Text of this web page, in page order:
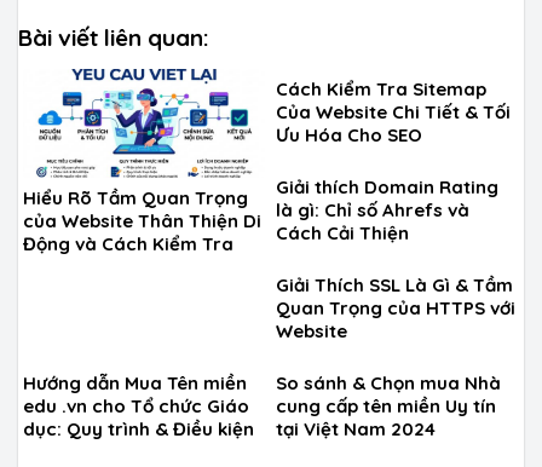
Bài viết liên quan:
Hiểu Rõ Tầm Quan Trọng
của Website Thân Thiện Di
Động và Cách Kiểm Tra
Cách Kiểm Tra Sitemap
Của Website Chi Tiết & Tối
Ưu Hóa Cho SEO
Giải thích Domain Rating
là gì: Chỉ số Ahrefs và
Cách Cải Thiện
Giải Thích SSL Là Gì & Tầm
Quan Trọng của HTTPS với
Website
Hướng dẫn Mua Tên miền
edu .vn cho Tổ chức Giáo
dục: Quy trình & Điều kiện
So sánh & Chọn mua Nhà
cung cấp tên miền Uy tín
tại Việt Nam 2024